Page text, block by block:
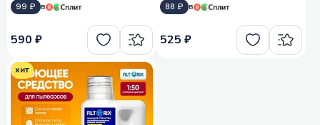
99 ₽ в
590 ₽
88 ₽ в
525 ₽
хит